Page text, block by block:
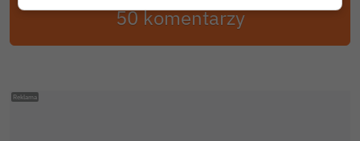
50 komentarzy